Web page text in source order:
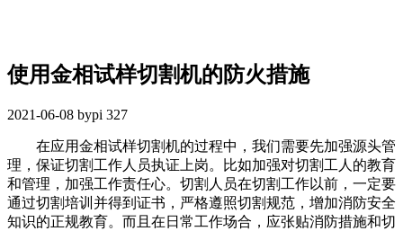
使用金相试样切割机的防火措施
2021-06-08 bypi 327
在应用金相试样切割机的过程中，我们需要先加强源头管
理，保证切割工作人员执证上岗。比如加强对切割工人的教育
和管理，加强工作责任心。切割人员在切割工作以前，一定要
通过切割培训并得到证书，严格遵照切割规范，增加消防安全
知识的正规教育。而且在日常工作场合，应张贴消防措施和切